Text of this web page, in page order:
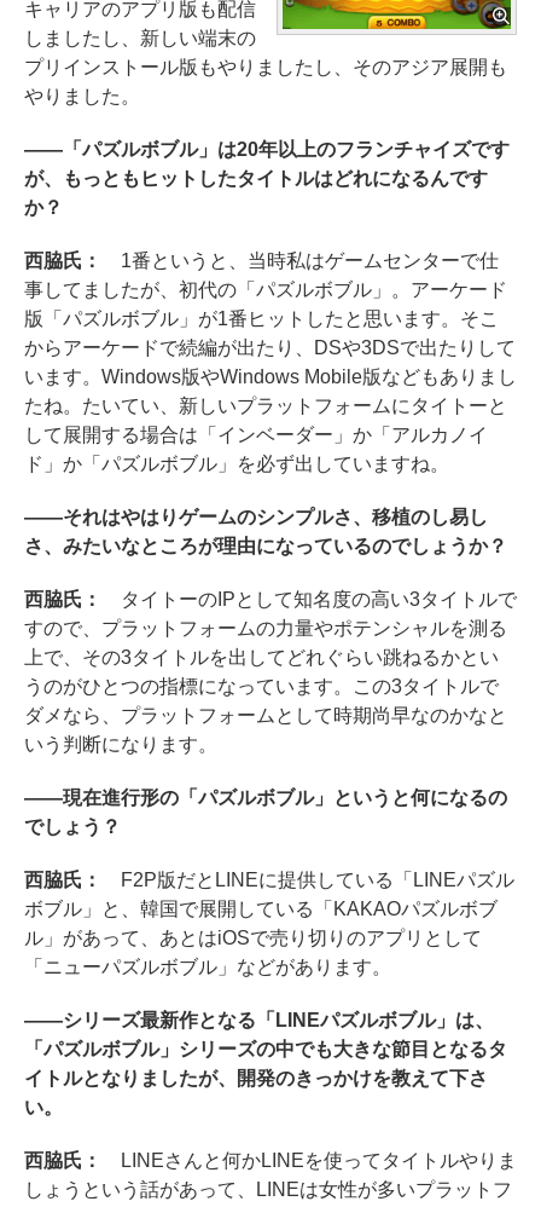
キャリアのアプリ版も配信
しましたし、新しい端末の
プリインストール版もやりましたし、そのアジア展開も
やりました。
――「パズルボブル」は20年以上のフランチャイズです
が、もっともヒットしたタイトルはどれになるんです
か？
西脇氏：
1番というと、当時私はゲームセンターで仕
事してましたが、初代の「パズルボブル」。アーケード
版「パズルボブル」が1番ヒットしたと思います。そこ
からアーケードで続編が出たり、DSや3DSで出たりして
います。Windows版やWindows Mobile版などもありまし
たね。たいてい、新しいプラットフォームにタイトーと
して展開する場合は「インベーダー」か「アルカノイ
ド」か「パズルボブル」を必ず出していますね。
――それはやはりゲームのシンプルさ、移植のし易し
さ、みたいなところが理由になっているのでしょうか？
西脇氏：
タイトーのIPとして知名度の高い3タイトルで
すので、プラットフォームの力量やポテンシャルを測る
上で、その3タイトルを出してどれぐらい跳ねるかとい
うのがひとつの指標になっています。この3タイトルで
ダメなら、プラットフォームとして時期尚早なのかなと
いう判断になります。
――現在進行形の「パズルボブル」というと何になるの
でしょう？
西脇氏：
F2P版だとLINEに提供している「LINEパズル
ボブル」と、韓国で展開している「KAKAOパズルボブ
ル」があって、あとはiOSで売り切りのアプリとして
「ニューパズルボブル」などがあります。
――シリーズ最新作となる「LINEパズルボブル」は、
「パズルボブル」シリーズの中でも大きな節目となるタ
イトルとなりましたが、開発のきっかけを教えて下さ
い。
西脇氏：
LINEさんと何かLINEを使ってタイトルやりま
しょうという話があって、LINEは女性が多いプラットフ